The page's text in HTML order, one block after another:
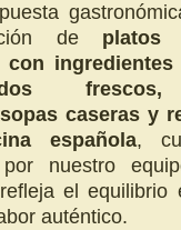
de platos
con
frescos,
caseras y
española,
por nuestro
el equilibrio
auténtico.